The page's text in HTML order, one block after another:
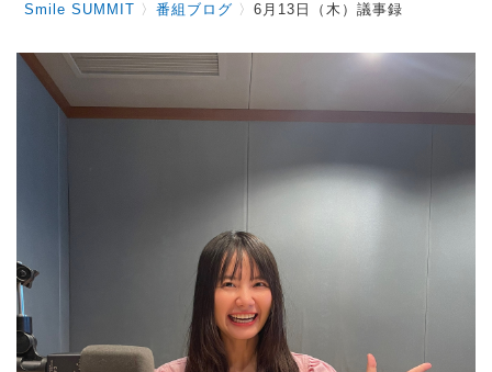
Smile SUMMIT 〉番組ブログ 〉6月13日（木）議事録